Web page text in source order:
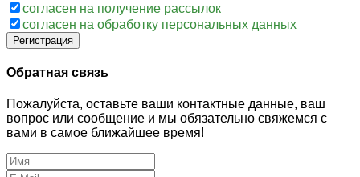
согласен на получение рассылок
согласен на обработку персональных данных
Регистрация
Обратная связь
Пожалуйста, оставьте ваши контактные данные, ваш
вопрос или сообщение и мы обязательно свяжемся с
вами в самое ближайшее время!